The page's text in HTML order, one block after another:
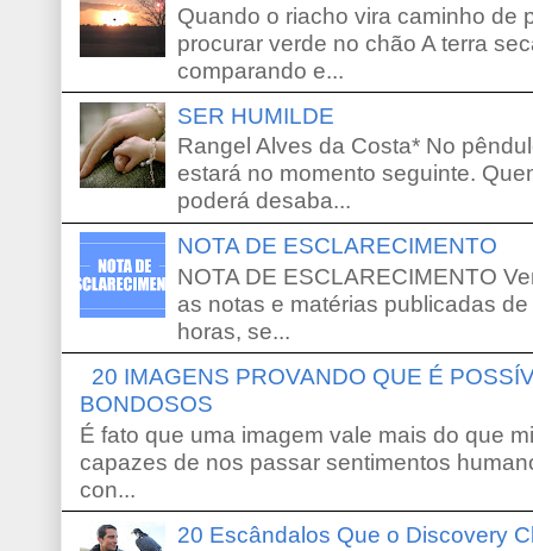
Quando o riacho vira caminho de
procurar verde no chão A terra
comparando e...
SER HUMILDE
Rangel Alves da Costa* No
estará no momento seguinte.
poderá desaba...
NOTA DE ESCLARECIMENTO
NOTA DE ESCLARECIMENTO
as notas e matérias publicadas
horas, se...
20 IMAGENS PROVANDO QUE É
BONDOSOS
É fato que uma imagem vale mais do que
capazes de nos passar sentimentos
con...
20 Escândalos Que o Discovery